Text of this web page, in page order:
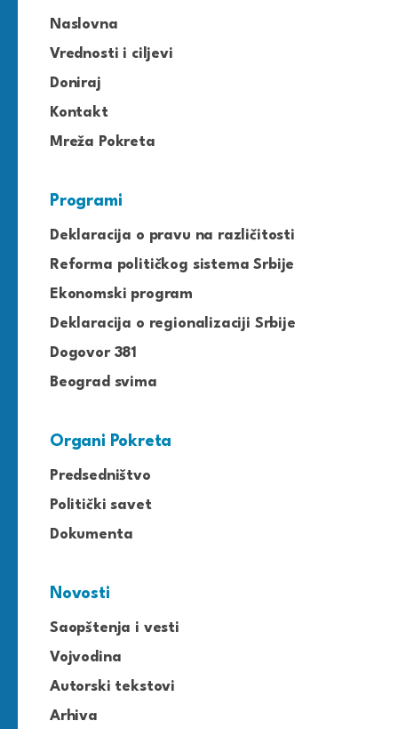
Naslovna
Vrednosti i ciljevi
Doniraj
Kontakt
Mreža Pokreta
Programi
Deklaracija o pravu na različitosti
Reforma političkog sistema Srbije
Ekonomski program
Deklaracija o regionalizaciji Srbije
Dogovor 381
Beograd svima
Organi Pokreta
Predsedništvo
Politički savet
Dokumenta
Novosti
Saopštenja i vesti
Vojvodina
Autorski tekstovi
Arhiva